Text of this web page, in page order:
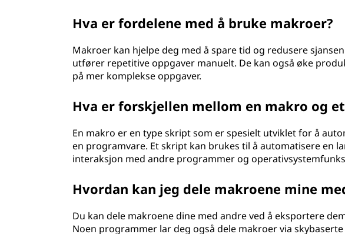
Hva er fordelene med å bruke makroer?
Makroer kan hjelpe deg med å spare tid og redusere
utfører repetitive oppgaver manuelt. De kan også øke
på mer komplekse oppgaver.
Hva er forskjellen mellom en makro og
En makro er en type skript som er spesielt utviklet for å
en programvare. Et skript kan brukes til å automatisere en
interaksjon med andre programmer og
Hvordan kan jeg dele makroene mine
Du kan dele makroene dine med andre ved å eksportere
Noen programmer lar deg også dele makroer via